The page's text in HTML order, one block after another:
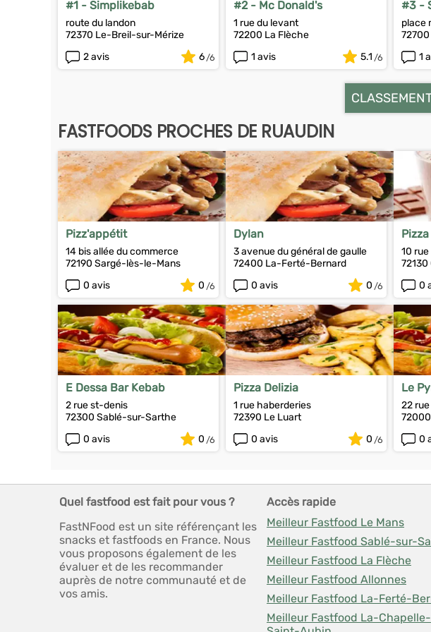
#1 - Simplikebab
route du landon
72370 Le-Breil-sur-Mérize
2 avis
6
#2 - Mc Donald's
1 rue du levant
72200 La Flèche
1 avis
5.1
#3 -
place
1
FASTFOODS PROCHES DE RUAUDIN
Pizz'appétit
14 bis allée du commerce
72190 Sargé-lès-le-Mans
0 avis
0
Dylan
3 avenue du général de gaulle
72400 La-Ferté-Bernard
0 avis
0
Chan
10
72130
0
E Dessa Bar Kebab
2 rue st-denis
72300 Sablé-sur-Sarthe
0 avis
0
Pizza Delizia
1 rue haberderies
72390 Le Luart
0 avis
0
Le
22
0
Quel fastfood est fait pour vous ?
FastNFood est un site référençant les
snacks et fastfoods en France. Nous
vous proposons également de les
évaluer et de les recommander
auprès de notre communauté et de
vos amis.
Accès rapide
Meilleur Fastfood Le Mans
Meilleur Fastfood Sablé-sur-
Meilleur Fastfood La Flèche
Meilleur Fastfood Allonnes
Meilleur Fastfood La-Ferté-
Meilleur Fastfood La-Chapelle-